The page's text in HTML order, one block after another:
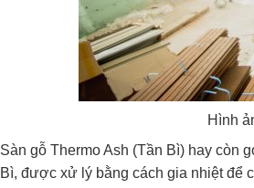
Hình
Sàn gỗ Thermo Ash (Tần Bì) hay còn
Bì, được xử lý bằng cách gia nhiệt để